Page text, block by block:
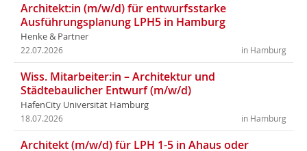
Architekt:in (m/w/d) für entwurfsstarke
Ausführungsplanung LPH5 in Hamburg
Henke & Partner
in Hamburg
22.07.2026
Wiss. Mitarbeiter:in – Architektur und
Städtebaulicher Entwurf (m/w/d)
HafenCity Universität Hamburg
in Hamburg
18.07.2026
Architekt (m/w/d) für LPH 1-5 in Ahaus oder